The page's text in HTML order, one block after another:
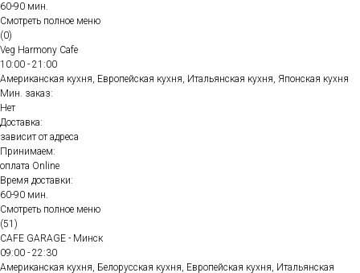
60-90 мин.
Смотреть полное меню
(0)
Veg Harmony Cafe
10:00 - 21:00
Американская кухня, Европейская кухня, Итальянская кухня, Японская кухня
Мин. заказ:
Нет
Доставка:
зависит от адреса
Принимаем:
оплата Online
Время доставки:
60-90 мин.
Смотреть полное меню
(51)
CAFE GARAGE - Минск
09:00 - 22:30
Американская кухня, Белорусская кухня, Европейская кухня, Итальянская